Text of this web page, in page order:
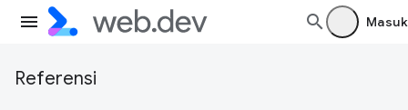
Masuk
Referensi